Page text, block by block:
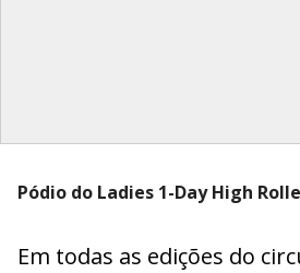
Pódio do Ladies 1-Day High
Em todas as edições do